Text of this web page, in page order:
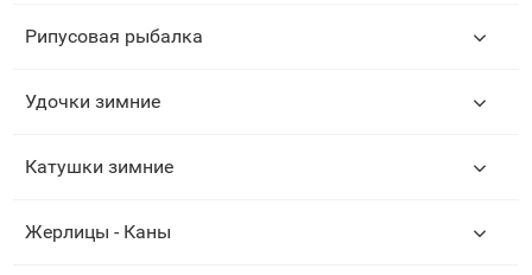
Рипусовая рыбалка
Удочки зимние
Катушки зимние
Жерлицы - Каны